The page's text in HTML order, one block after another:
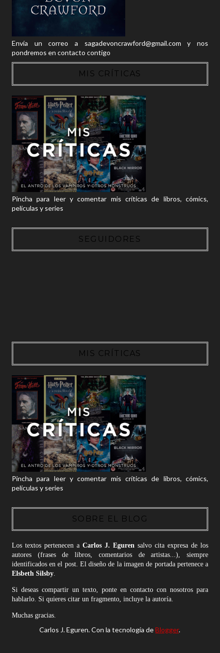
Envía un correo a sagadevoncrawford@gmail.com y nos
pondremos en contacto contigo
MIS CRÍTICAS
Pincha para leer y comentar mis críticas de libros, cómics,
películas y series
SEGUIDORES
MIS CRÍTICAS
Pincha para leer y comentar mis críticas de libros, cómics,
películas y series
SOBRE EL BLOG
Los textos pertenecen a Carlos J. Egurensalvo cita expresa de los
autores (frases de libros, comentarios de artistas...), siempre
identificados en el post. El diseño de la imagen de portada pertenece a
Elsbeth Silsby.
Si deseas compartir un texto, ponte en contacto con nosotros para
hablarlo. Si quieres citar un fragmento, incluye la autoría.
Muchas gracias.
Carlos J. Eguren. Con la tecnología deBlogger.